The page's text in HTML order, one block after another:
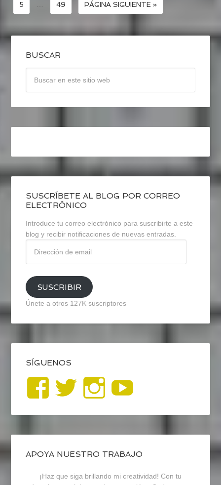
5 … 49 PÁGINA SIGUIENTE »
BUSCAR
SUSCRÍBETE AL BLOG POR CORREO
ELECTRÓNICO
Introduce tu correo electrónico para suscribirte a este
blog y recibir notificaciones de nuevas entradas.
email
SUSCRIBIR
Únete a otros 127K suscriptores
SÍGUENOS
Ver
perfil
de
blogrecursosep
Ver
perfil
de
recursosep
Ver
perfil
de
recursosep
APOYA NUESTRO TRABAJO
¡Haz que siga brillando mi creatividad! Con tu